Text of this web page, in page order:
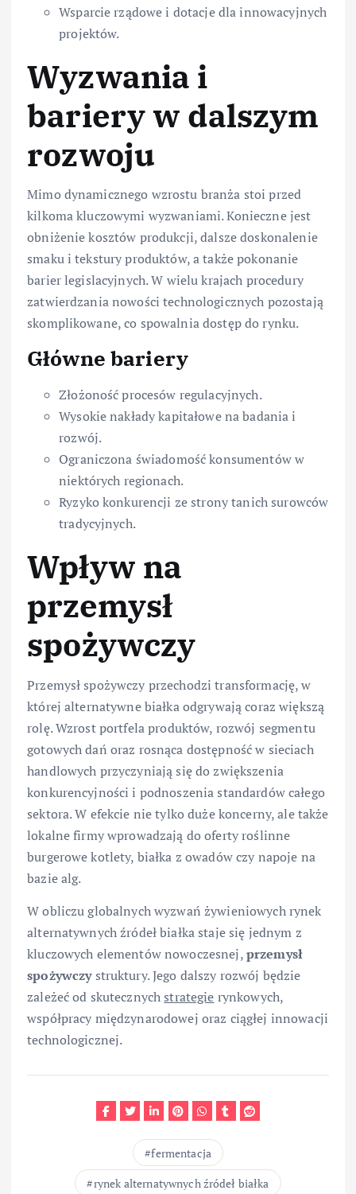
Wsparcie rządowe i dotacje dla innowacyjnych
projektów.
Wyzwania i
bariery w dalszym
rozwoju
Mimo dynamicznego wzrostu branża stoi przed
kilkoma kluczowymi wyzwaniami. Konieczne jest
obniżenie kosztów produkcji, dalsze doskonalenie
smaku i tekstury produktów, a także pokonanie
barier legislacyjnych. W wielu krajach procedury
zatwierdzania nowości technologicznych pozostają
skomplikowane, co spowalnia dostęp do rynku.
Główne bariery
Złożoność procesów regulacyjnych.
Wysokie nakłady kapitałowe na badania i
rozwój.
Ograniczona świadomość konsumentów w
niektórych regionach.
Ryzyko konkurencji ze strony tanich surowców
tradycyjnych.
Wpływ na
przemysł
spożywczy
Przemysł spożywczy przechodzi transformację, w
której alternatywne białka odgrywają coraz większą
rolę. Wzrost portfela produktów, rozwój segmentu
gotowych dań oraz rosnąca dostępność w sieciach
handlowych przyczyniają się do zwiększenia
konkurencyjności i podnoszenia standardów całego
sektora. W efekcie nie tylko duże koncerny, ale także
lokalne firmy wprowadzają do oferty roślinne
burgerowe kotlety, białka z owadów czy napoje na
bazie alg.
W obliczu globalnych wyzwań żywieniowych rynek
alternatywnych źródeł białka staje się jednym z
kluczowych elementów nowoczesnej,przemysł
spożywczystruktury. Jego dalszy rozwój będzie
zależeć od skutecznychstrategie rynkowych,
współpracy międzynarodowej oraz ciągłej innowacji
technologicznej.
fermentacja
rynek alternatywnych źródeł białka